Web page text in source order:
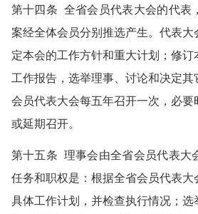
第十四条 全省会员代表大会的代表
案经全体会员分别推选产生。代表
定本会的工作方针和重大计划；修
工作报告，选举理事、讨论和决定
会员代表大会每五年召开一次，必
或延期召开。
第十五条 理事会由全省会员代表大
任务和职权是：根据全省会员代表
具体工作计划，并检查执行情况；